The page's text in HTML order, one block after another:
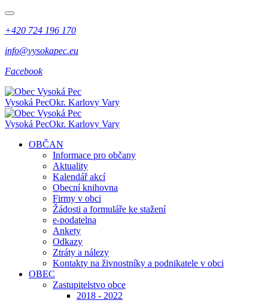
+420 724 196 170
info@vysokapec.eu
Facebook
Vysoká PecOkr. Karlovy Vary
Vysoká PecOkr. Karlovy Vary
OBČAN
Informace pro občany
Aktuality
Kalendář akcí
Obecní knihovna
Firmy v obci
Žádosti a formuláře ke stažení
e-podatelna
Ankety
Odkazy
Ztráty a nálezy
Kontakty na živnostníky a podnikatele v obci
OBEC
Zastupitelstvo obce
2018 - 2022